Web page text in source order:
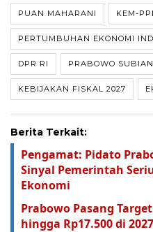
PUAN MAHARANI KEM-
PERTUMBUHAN EKONOMI
DPR RI PRABOWO
KEBIJAKAN FISKAL 2027
Berita Terkait:
Pengamat: Pidato
Sinyal Pemerintah
Ekonomi
Prabowo Pasang
hingga Rp17.500 di 2027